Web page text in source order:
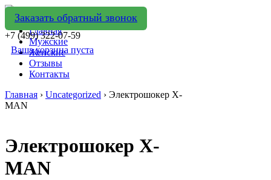
Заказать обратный звонок
+7 (499) 322-07-59
Ваша корзина пуста
Главная
Мужские
Женские
Отзывы
Контакты
Главная › Uncategorized › Электрошокер X-
MAN
Электрошокер X-
MAN